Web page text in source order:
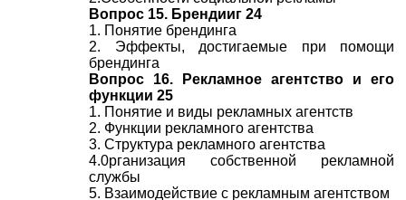
Вопрос 15. Брендииг 24
1. Понятие брендинга
2. Эффекты, достигаемые при помощи
брендинга
Вопрос 16. Рекламное агентство и его
функции 25
1. Понятие и виды рекламных агентств
2. Функции рекламного агентства
3. Структура рекламного агентства
4.0рганизация собственной рекламной
службы
5. Взаимодействие с рекламным агентством